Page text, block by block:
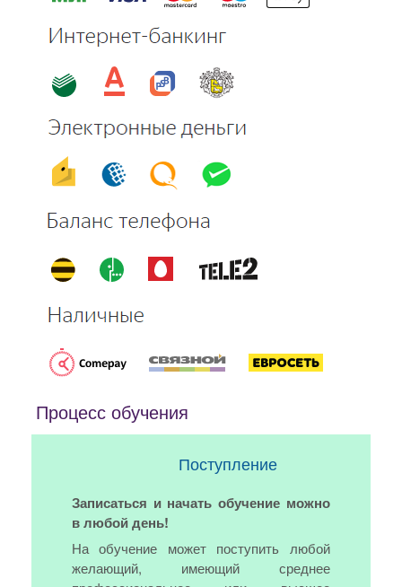
Процесс обучения
Поступление
Записаться и начать обучение можно
в любой день!
На обучение может поступить любой
желающий, имеющий среднее